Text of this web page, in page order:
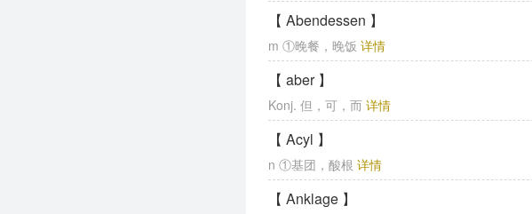
【 Abendessen 】
m ①晚餐，晚饭详情
【 aber 】
Konj. 但，可，而详情
【 Acyl 】
n ①基团，酸根详情
【 Anklage 】